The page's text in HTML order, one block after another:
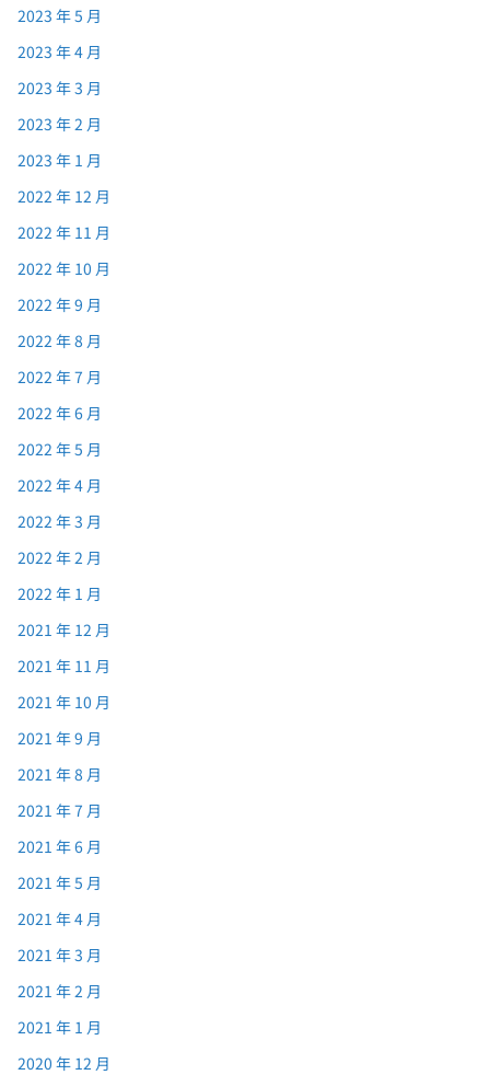
2023 年 5 月
2023 年 4 月
2023 年 3 月
2023 年 2 月
2023 年 1 月
2022 年 12 月
2022 年 11 月
2022 年 10 月
2022 年 9 月
2022 年 8 月
2022 年 7 月
2022 年 6 月
2022 年 5 月
2022 年 4 月
2022 年 3 月
2022 年 2 月
2022 年 1 月
2021 年 12 月
2021 年 11 月
2021 年 10 月
2021 年 9 月
2021 年 8 月
2021 年 7 月
2021 年 6 月
2021 年 5 月
2021 年 4 月
2021 年 3 月
2021 年 2 月
2021 年 1 月
2020 年 12 月